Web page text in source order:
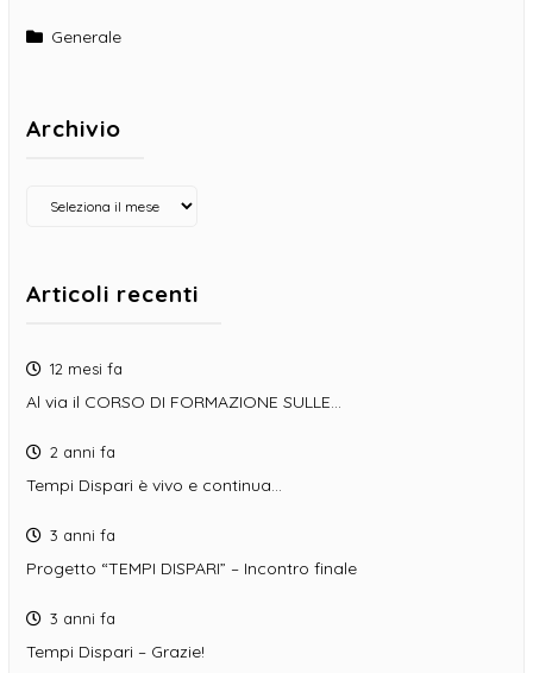
Generale
Archivio
Archivio
Articoli recenti
12 mesi fa
Al via il CORSO DI FORMAZIONE SULLE…
2 anni fa
Tempi Dispari è vivo e continua…
3 anni fa
Progetto “TEMPI DISPARI” – Incontro finale
3 anni fa
Tempi Dispari – Grazie!